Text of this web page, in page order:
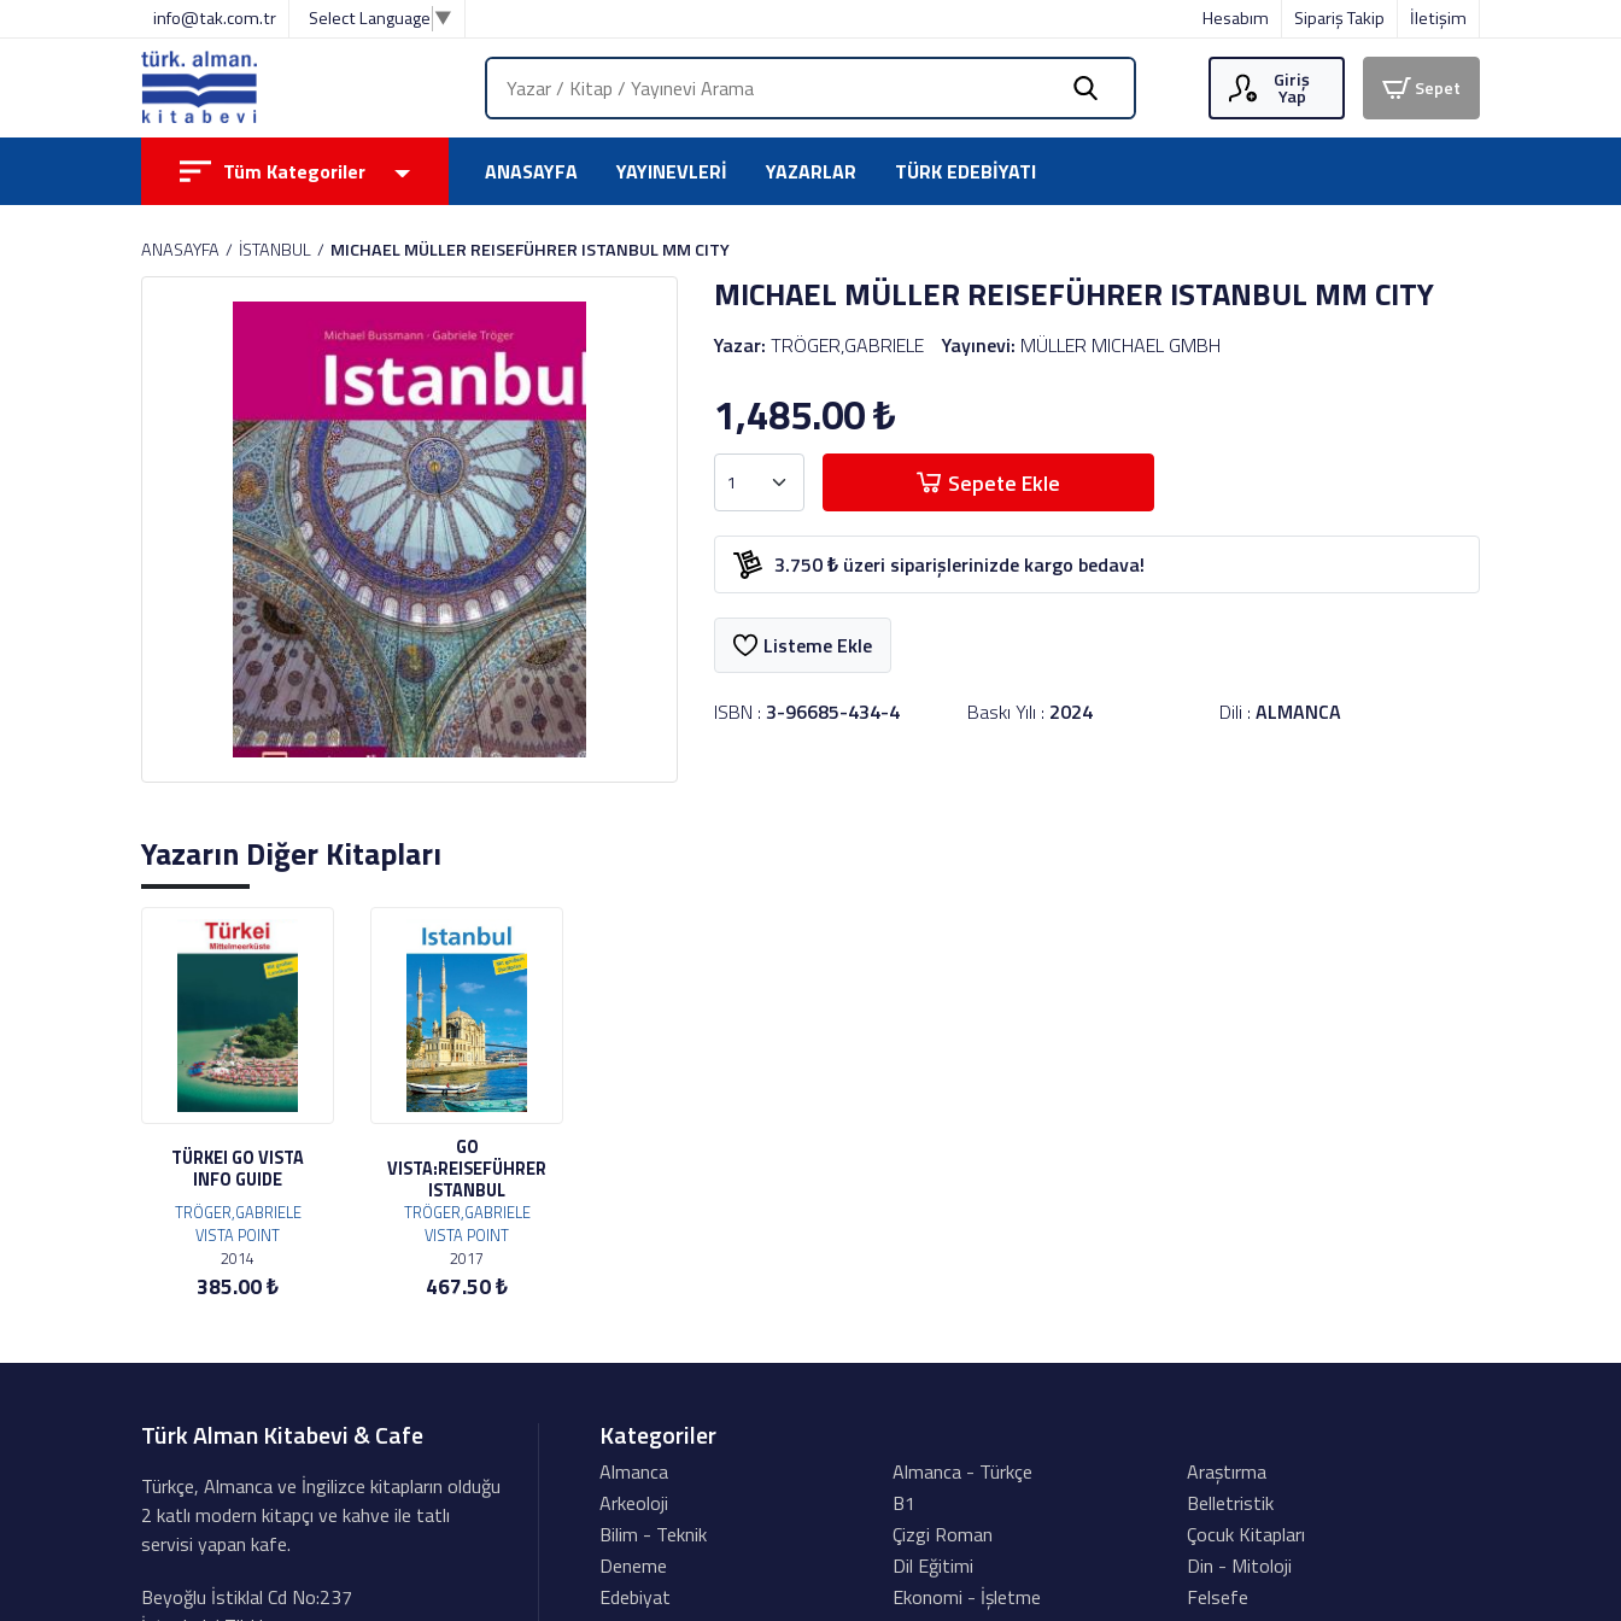
info@tak.com.tr Select Language ▼ Hesabım Sipariş Takip İletişim
Giriş
Yap Sepet
Tüm Kategoriler ANASAYFA YAYINEVLERI YAZARLAR TÜRK EDEBIYATI
ANASAYFA İSTANBUL MICHAEL MÜLLER REISEFÜHRER ISTANBUL MM CITY
MICHAEL MÜLLER REISEFÜHRER ISTANBUL MM CITY
Yazar: TRÖGER,GABRIELE Yayınevi: MÜLLER MICHAEL GMBH
1,485.00₺
Sepete Ekle
3.750 ₺ üzeri siparişlerinizde kargo bedava!
Listeme Ekle
ISBN : 3-96685-434-4 Baskı Yılı : 2024 Dili : ALMANCA
Yazarın Diğer Kitapları
TÜRKEI GO VISTA
INFO GUIDE
TRÖGER,GABRIELE
VISTA POINT
2014
385.00 ₺
GO
VISTA:REISEFÜHRER
ISTANBUL
TRÖGER,GABRIELE
VISTA POINT
2017
467.50 ₺
Kategoriler
Almanca Almanca - Türkçe
Araştırma
Arkeoloji
B1
Belletristik
Bilim - Teknik
Çizgi Roman
Çocuk Kitapları
Deneme
Dil Eğitimi
Din - Mitoloji
Edebiyat
Ekonomi - İşletme
Felsefe
Türk Alman Kitabevi & Cafe
Türkçe, Almanca ve İngilizce kitapların olduğu
2 katlı modern kitapçı ve kahve ile tatlı
servisi yapan kafe.
Beyoğlu İstiklal Cd No:237